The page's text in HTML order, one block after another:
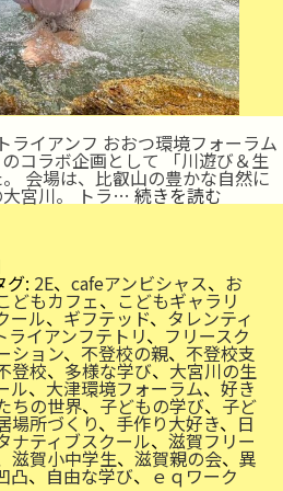
イアンフ おおつ環境フォーラム
コラボ企画として 「川遊び＆生
会場は、比叡山の豊かな自然に
大宮川。 トラ…続きを読む川
遊
き
物
観
察
グ: 2E、 cafeアンビシャス、 お
どもカフェ、 こどもギャラリ
ール、 ギフテッド、タレンティ
ライアンフテトリ、 フリースク
ション、 不登校の親、 不登校支
登校、 多様な学び、大宮川の生
ル、大津環境フォーラム、好き
ちの世界、子どもの学び、子ど
場所づくり、 手作り大好き、 日
ナティブスクール、 滋賀フリー
滋賀小中学生、 滋賀親の会、 異
凸、自由な学び、ｅｑワーク